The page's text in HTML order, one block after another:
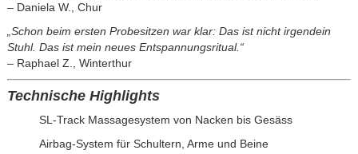
– Daniela W., Chur
„Schon beim ersten Probesitzen war klar: Das ist nicht irgendein
Stuhl. Das ist mein neues Entspannungsritual.“
– Raphael Z., Winterthur
Technische Highlights
SL-Track Massagesystem von Nacken bis Gesäss
Airbag-System für Schultern, Arme und Beine